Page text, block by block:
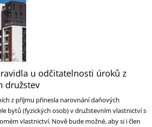
u odčitatelnosti úroků z
družstev
z příjmu přinesla narovnání daňových
bytů (fyzických osob) v ‎družstevním vlastnictví s
vlastnictví. Nově bude možné, aby si i člen